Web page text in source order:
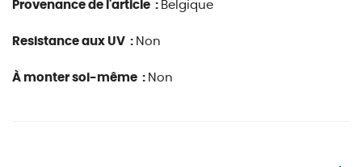
Provenance de l'article : Belgique
Resistance aux UV : Non
À monter soi-même : Non